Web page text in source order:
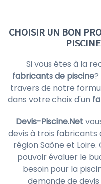
CHOISIR UN BON
Si vous êtes à la
fabricants de piscine?
travers de notre
dans votre choix d'un
Devis-Piscine.Net
devis à trois fabricants
région Saône et
pouvoir évaluer le
besoin pour la
demande de